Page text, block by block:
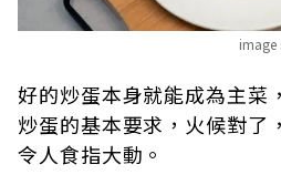
image
好的炒蛋本身就能成為主菜
炒蛋的基本要求，火候對了
令人食指大動。